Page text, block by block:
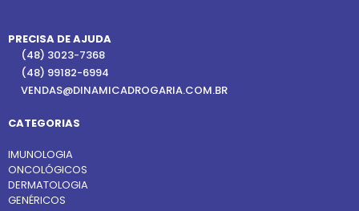
PRECISA DE AJUDA
(48) 3023-7368
(48) 99182-6994
VENDAS@DINAMICADROGARIA.COM.BR
CATEGORIAS
IMUNOLOGIA
ONCOLÓGICOS
DERMATOLOGIA
GENÉRICOS